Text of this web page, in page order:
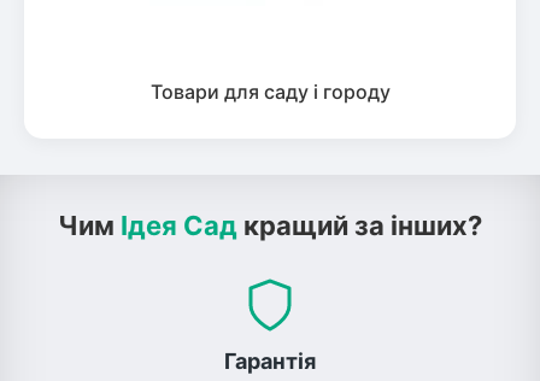
Товари для саду і городу
Чим Ідея Сад кращий за інших?
Гарантія